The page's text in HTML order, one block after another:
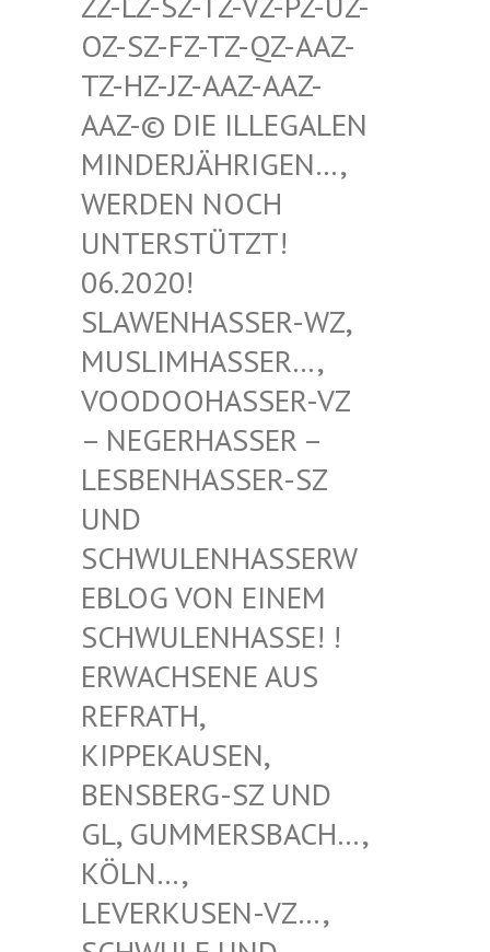
SZ-FZ-TZ-QZ-AAZ-TZ-
HZ-JZ-AAZ-AAZ-AAZ
-© DIE ILLEGALEN MIN
DERJÄHRIGEN…, WER
DEN NOCH UNT
ERSTÜTZT! 06.
2020! SLA
WENHASSER-WZ, MUS
LIMHASSER…, VOO
DOOHASSER-VZ – N
EGERHASSER – LES
BENHASSER-SZ UND
SCH
WULENHASSERWEBL
OG VON EINEM SCH
WULENHASSE! ! ERW
ACHSENE AUS REF
RATH, KIP
PEKAUSEN, BEN
SBERG-SZ UND GL,
GUMMERSBACH…, KÖL
N…, LEV
ERKUSEN-VZ…, SCH